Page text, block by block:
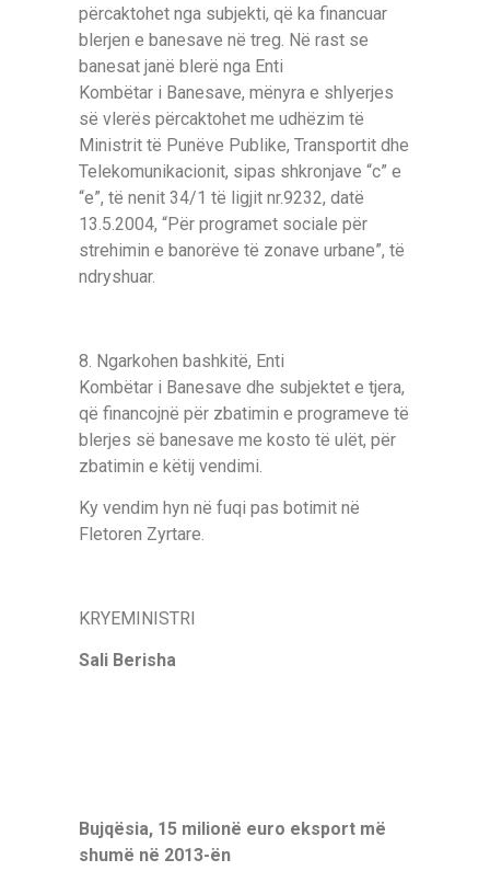
përcaktohet nga subjekti, që ka financuar
blerjen e banesave në treg. Në rast se
banesat janë blerë nga Enti
Kombëtar і Banesave, mënyra e shlyerjes
së vlerës përcaktohet me udhëzim të
Ministrit të Punëve Publike, Transportit dhe
Telekomunikacionit, sipas shkronjave “c” e
“e”, të nenit 34/1 të ligjit nr.9232, datë
13.5.2004, “Për programet sociale për
strehimin e banorëve të zonave urbane”, të
ndryshuar.
8. Ngarkohen bashkitë, Enti
Kombëtar і Banesave dhe subjektet e tjera,
që financojnë për zbatimin e programeve të
blerjes së banesave me kosto të ulët, për
zbatimin e këtij vendimi.
Ky vendim hyn në fuqi pas botimit në
Fletoren Zyrtare.
KRYEMІNІSTRІ
Sali Berisha
Bujqësia, 15 milionë euro eksport më
shumë në 2013-ën